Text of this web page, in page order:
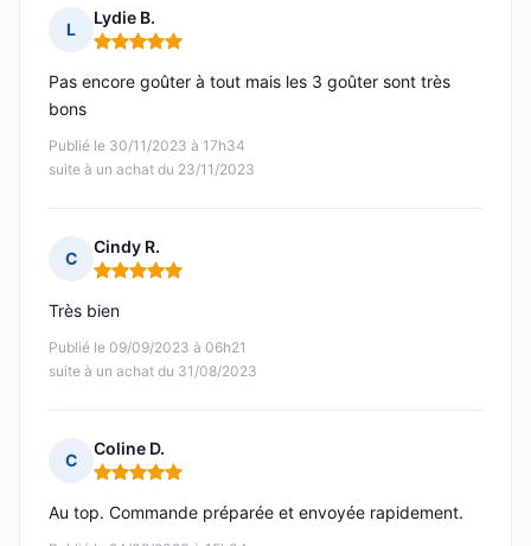
L
Lydie B.
Note : 5 sur 5
Publié le 30/11/2023 à 17h34
suite à un achat du 23/11/2023
Pas encore goûter à tout mais les 3 goûter sont très
bons
C
Cindy R.
Note : 5 sur 5
Publié le 09/09/2023 à 06h21
suite à un achat du 31/08/2023
Très bien
C
Coline D.
Note : 5 sur 5
Au top. Commande préparée et envoyée rapidement.